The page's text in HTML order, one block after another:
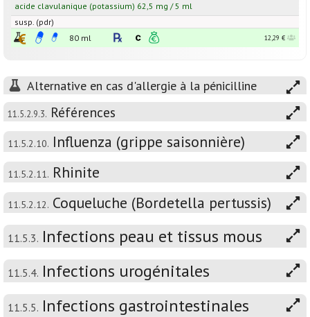
acide clavulanique (potassium) 62,5 mg / 5 ml
susp. (pdr)
80 ml
12,29 €
Alternative en cas d'allergie à la pénicilline
11.5.2.9.3. Références
11.5.2.10. Influenza (grippe saisonnière)
11.5.2.11. Rhinite
11.5.2.12. Coqueluche (Bordetella pertussis)
11.5.3. Infections peau et tissus mous
11.5.4. Infections urogénitales
11.5.5. Infections gastrointestinales